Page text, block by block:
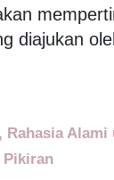
diajukan
Rahasia Alami
Pikiran